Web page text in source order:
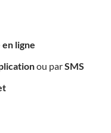
ligne
ou parSMS